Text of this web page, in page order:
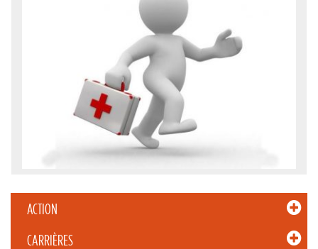
ACTION
CARRIÈRES